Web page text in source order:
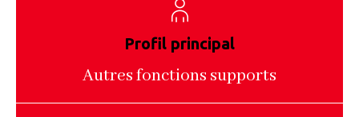
Profil principal
Autres fonctions supports